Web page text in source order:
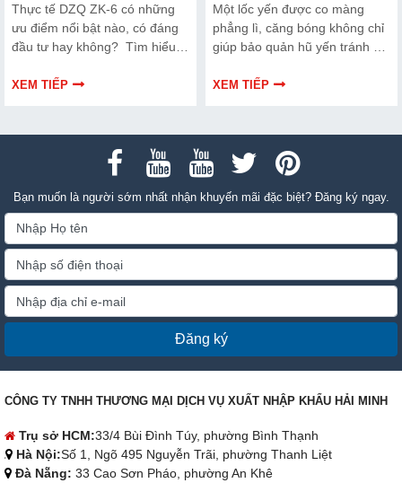
Thực tế DZQ ZK-6 có những
ưu điểm nổi bật nào, có đáng
đầu tư hay không? Tìm hiểu
không chè DZQ ZK-6 siêu
XEM TIẾP
Một lốc yến được co màng
phẳng lì, căng bóng không chỉ
giúp bảo quản hũ yến tránh bụi
giá trị thương hiệu. Vậy nên
khảo thông tin trong bài viết
này của Hải Minh để có lựa
chọn phù hợp nhé!
XEM TIẾP
Bạn muốn là người sớm nhất nhận khuyến mãi đặc biệt? Đăng ký ngay.
Đăng ký
CÔNG TY TNHH THƯƠNG MẠI DỊCH VỤ XUẤT NHẬP KHẨU HẢI MINH
Trụ sở HCM:33/4 Bùi Đình Túy, phường Bình Thạnh
Hà Nội:Số 1, Ngõ 495 Nguyễn Trãi, phường Thanh Liệt
Đà Nẵng: 33 Cao Sơn Pháo, phường An Khê